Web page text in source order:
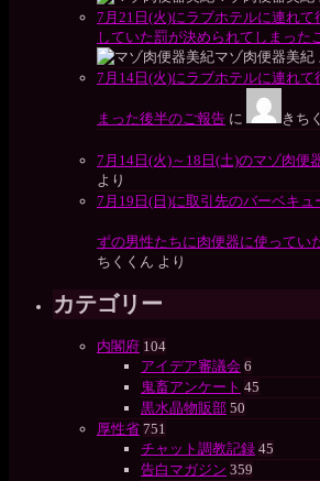
7月21日(火)にラブホテルに連れ
していた罰が決められてしまった
マゾ肉便器美紀
7月14日(火)にラブホテルに連れて
まった後半のご報告 に きち
7月14日(火)～18日(土)のマゾ肉便
より
7月19日(日)に取引先のバーベキュ
ずの男性たちに肉便器に使ってい
ちくくん より
カテゴリー
内閣府 104
アイデア審議会 6
鬼畜アンケート 45
黒水晶物販部 50
厚性省 751
チャット調教記録 45
告白マガジン 359